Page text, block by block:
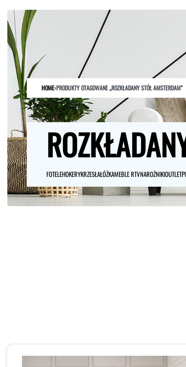
HOME ARCHITEKCI
HOME›PRODUKTY OTAGOWANE „ROZKŁADANY STÓŁ AMSTERDAM”
FOTELEHOKERYKRZESŁAŁÓŻKAMEBLE RTVNAROŻNIKIOUTLET